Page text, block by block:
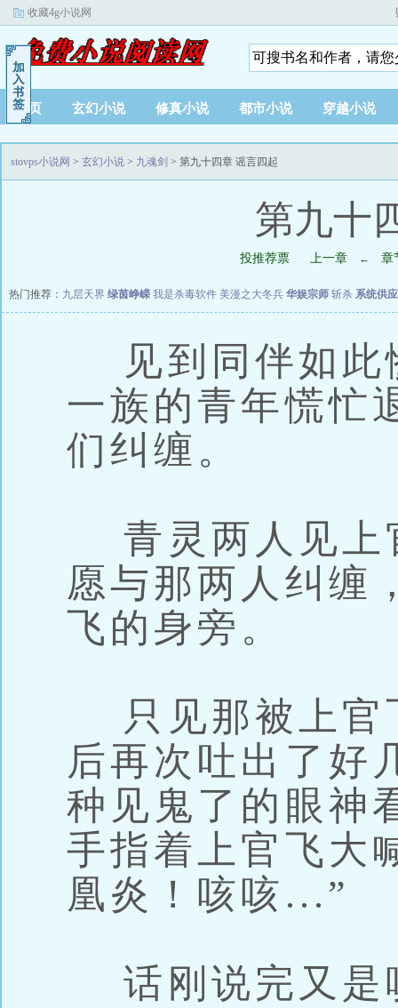
收藏4g小说网
首页 玄幻小说 修真小说 都市小说 穿越小说
stovps小说网 > 玄幻小说 > 九魂剑 > 第九十四章 谣言四起
第九十
投推荐票 上一章 ← 章
热门推荐： 九层天界 绿茵峥嵘 我是杀毒软件 美漫之大冬兵 华娱宗师 斩杀 系统供
见到同伴如此
一族的青年慌忙
们纠缠。
青灵两人见上
愿与那两人纠缠
飞的身旁。
只见那被上官
后再次吐出了好
种见鬼了的眼神
手指着上官飞大
凰炎！咳咳...”
话刚说完又是